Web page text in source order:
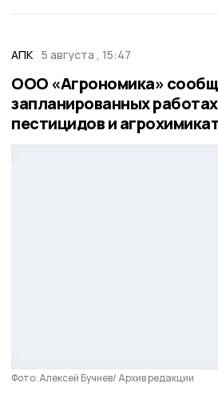
АПК 5 августа , 15:47
ООО «Агрономика»
запланированных
пестицидов и
Фото: Алексей Бучнев/ Архив редакции